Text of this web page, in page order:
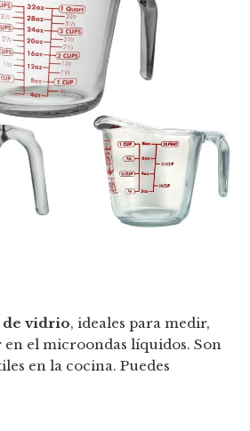
de vidrio, ideales para medir,
el microondas líquidos. Son
en la cocina. Puedes